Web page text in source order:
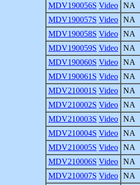
MDV190056S Video NA
MDV190057S Video NA
MDV190058S Video NA
MDV190059S Video NA
MDV190060S Video NA
MDV190061S Video NA
MDV210001S Video NA
MDV210002S Video NA
MDV210003S Video NA
MDV210004S Video NA
MDV210005S Video NA
MDV210006S Video NA
MDV210007S Video NA